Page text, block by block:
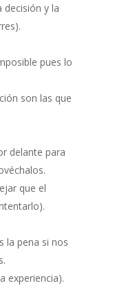
decisión y la
pues lo
son las que
delante para
que el
la pena si nos
experiencia).